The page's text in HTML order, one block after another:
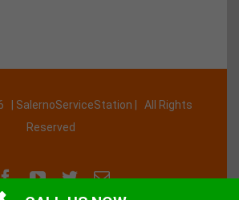
| SalernoServiceStation | All Rights
Reserved
FacebookYouTube
TwitterEmail